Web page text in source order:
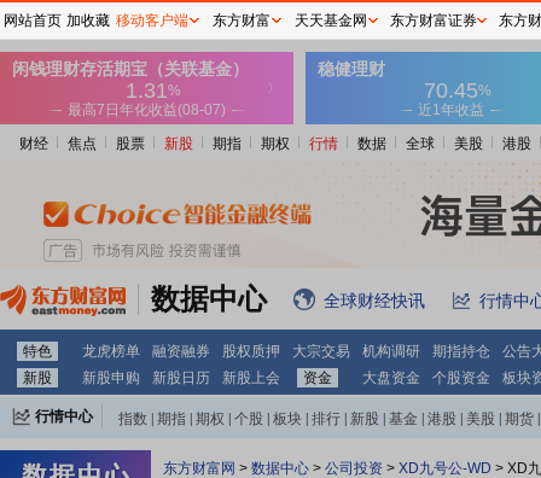
财经 焦点 股票 新股 期指 期权 行情 数据 全球 美股 港股
数据中心 全球财经快讯 行情中
特色 龙虎榜单 融资融券 股权质押 大宗交易 机构调研 期指持仓
公告
新股
新股申购 新股日历 新股上会 资金 大盘资金 个股资金 板块
行情中心 指数 期指 期权 个股 板块 排行 新股 基金 港股 美股 期货
东方财富网 > 数据中心 > 公司投资 > XD九号公-WD > XD
网站首页 加收藏 移动客户端 东方财富 天天基金网 东方财富证券 东方